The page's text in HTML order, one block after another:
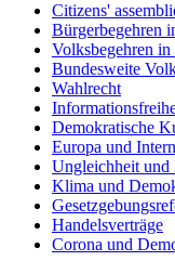
Citizens'
Bürgerbegehren
Volksbegehren in
Bundesweite
Wahlrecht
Demokratische
Europa und
Ungleichheit und
Klima und
Handelsverträge
Corona und